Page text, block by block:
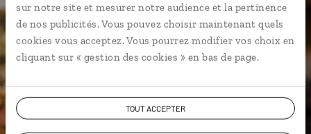
sur notre site et mesurer notre audience et la pertinence
de nos publicités. Vous pouvez choisir maintenant quels
cookies vous acceptez. Vous pourrez modifier vos choix en
cliquant sur « gestion des cookies » en bas de page.
TOUT ACCEPTER
Une envie de voyage
particulière ?
Abou Simbel Edfou Île Éléphantine